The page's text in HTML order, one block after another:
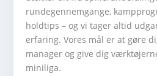
rundegennemgange,
holdtips – og vi tager altid
erfaring. Vores mål er at gøre
manager og give dig
miniliga.